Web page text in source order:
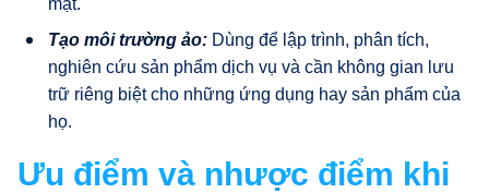
Tạo môi trường ảo: Dùng để lập trình, phân tích,
nghiên cứu sản phẩm dịch vụ và cần không gian lưu
trữ riêng biệt cho những ứng dụng hay sản phẩm của
họ.
Ưu điểm và nhược điểm khi